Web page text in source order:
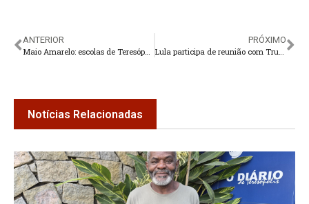
ANTERIOR
PRÓXIMO
Notícias Relacionadas